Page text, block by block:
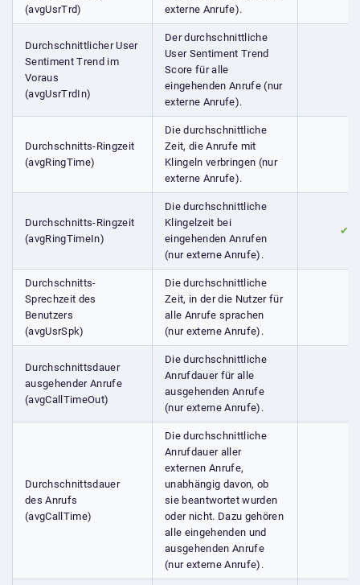
(avgUsrTrd)
externe Anrufe).
Durchschnittlicher User
Sentiment Trend im
Voraus
(avgUsrTrdIn)
Der durchschnittliche
User Sentiment Trend
Score für alle
eingehenden Anrufe (nur
externe Anrufe).
Durchschnitts-Ringzeit
(avgRingTime)
Die durchschnittliche
Zeit, die Anrufe mit
Klingeln verbringen (nur
externe Anrufe).
Durchschnitts-Ringzeit
(avgRingTimeIn)
Die durchschnittliche
Klingelzeit bei
eingehenden Anrufen
(nur externe Anrufe).
✔
Durchschnitts-
Sprechzeit des
Benutzers
(avgUsrSpk)
Die durchschnittliche
Zeit, in der die Nutzer für
alle Anrufe sprachen
(nur externe Anrufe).
Durchschnittsdauer
ausgehender Anrufe
(avgCallTimeOut)
Die durchschnittliche
Anrufdauer für alle
ausgehenden Anrufe
(nur externe Anrufe).
Durchschnittsdauer
des Anrufs
(avgCallTime)
Die durchschnittliche
Anrufdauer aller
externen Anrufe,
unabhängig davon, ob
sie beantwortet wurden
oder nicht. Dazu gehören
alle eingehenden und
ausgehenden Anrufe
(nur externe Anrufe).